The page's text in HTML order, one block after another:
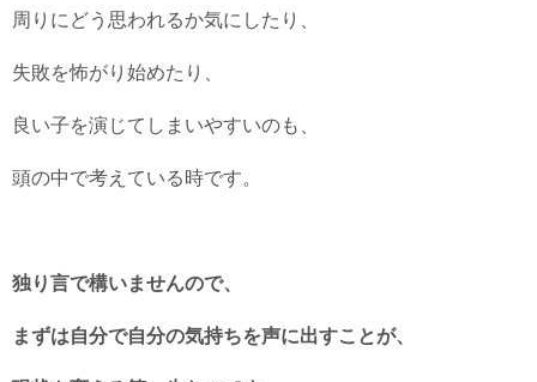
周りにどう思われるか気にしたり、
失敗を怖がり始めたり、
良い子を演じてしまいやすいのも、
頭の中で考えている時です。
独り言で構いませんので、
まずは自分で自分の気持ちを声に出すことが、